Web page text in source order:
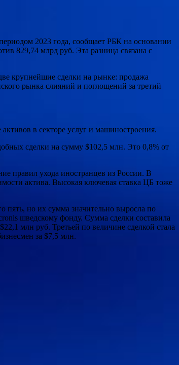
2023 года, сообщает РБК на основании
829,74 млрд руб. Эта разница связана с
крупнейшие сделки на рынке: продажа
рынка слияний и поглощений за третий
в секторе услуг и машиностроения.
сделки на сумму $102,5 млн. Это 0,8% от
правил ухода иностранцев из России. В
актива. Высокая ключевая ставка ЦБ тоже
пять, но их сумма значительно выросла по
шведскому фонду. Сумма сделки составила
млн руб. Третьей по величине сделкой стала
за $7,5 млн.